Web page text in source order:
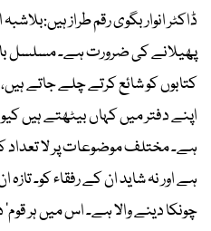
ڈاکٹر انوار بگوی رقم طراز
پھیلانے کی ضرورت ہے۔ مسلسل
کتابوں کو شائع کرتے چلے جاتے
اپنے دفتر میں کہاں بیٹھتے ہیں
ہے۔ مختلف موضوعات پر لا تعداد
ہے اور نہ شاید ان کے رفقاء کو۔
چونکا دینے والا ہے۔ اس میں ہر